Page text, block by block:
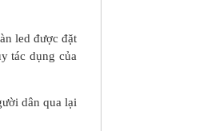
led được đặt
tác dụng của
dân qua lại